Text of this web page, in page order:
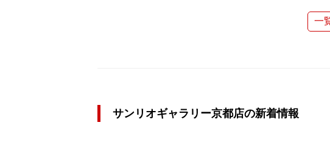
一
サンリオギャラリー京都店の新着情報